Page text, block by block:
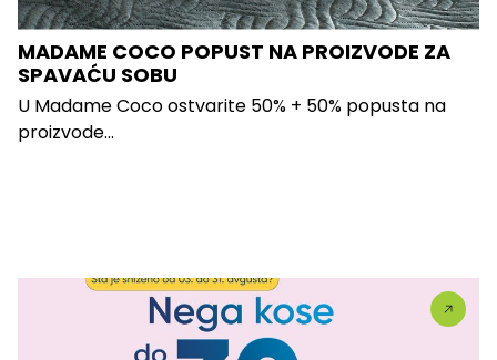
MADAME COCO POPUST NA PROIZVODE ZA
SPAVAĆU SOBU
U Madame Coco ostvarite 50% + 50% popusta na
proizvode...